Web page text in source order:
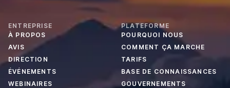
ENTREPRISE
À PROPOS
AVIS
DIRECTION
ÉVÉNEMENTS
WEBINAIRES
PLATEFORME
POURQUOI NOUS
COMMENT ÇA MARCHE
TARIFS
BASE DE CONNAISSANCES
GOUVERNEMENTS